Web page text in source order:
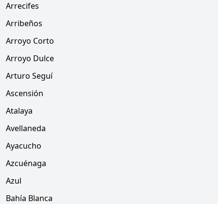
Arrecifes
Arribeños
Arroyo Corto
Arroyo Dulce
Arturo Seguí
Ascensión
Atalaya
Avellaneda
Ayacucho
Azcuénaga
Azul
Bahía Blanca